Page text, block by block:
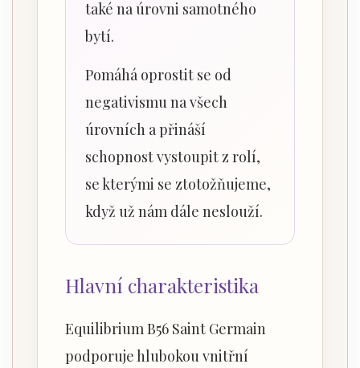
také na úrovni samotného
bytí.
Pomáhá oprostit se od
negativismu na všech
úrovních a přináší
schopnost vystoupit z rolí,
se kterými se ztotožňujeme,
když už nám dále neslouží.
Hlavní charakteristika
Equilibrium B56 Saint Germain
podporuje hlubokou vnitřní